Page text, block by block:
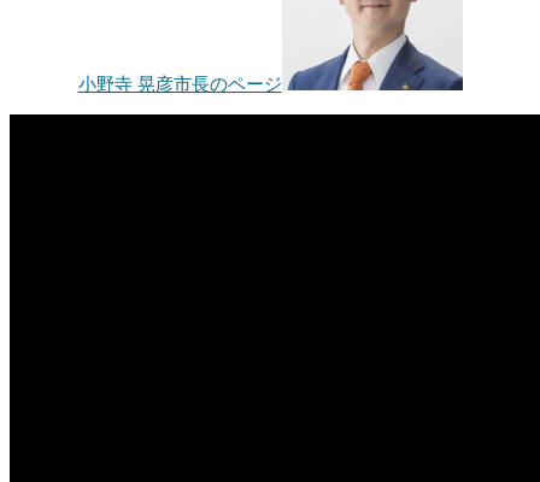
小野寺 晃彦市長のページ